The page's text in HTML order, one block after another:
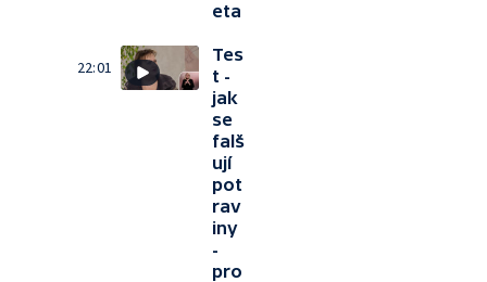
eta
22:01
Tes
t -
jak
se
falš
ují
pot
rav
iny
-
pro